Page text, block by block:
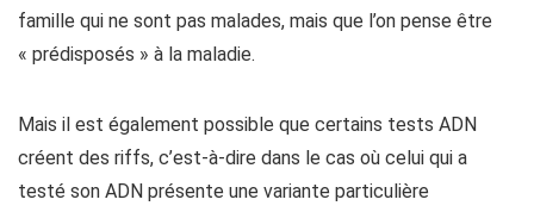
famille qui ne sont pas malades, mais que l’on pense être
« prédisposés » à la maladie.
Mais il est également possible que certains tests ADN
créent des riffs, c’est-à-dire dans le cas où celui qui a
testé son ADN présente une variante particulière